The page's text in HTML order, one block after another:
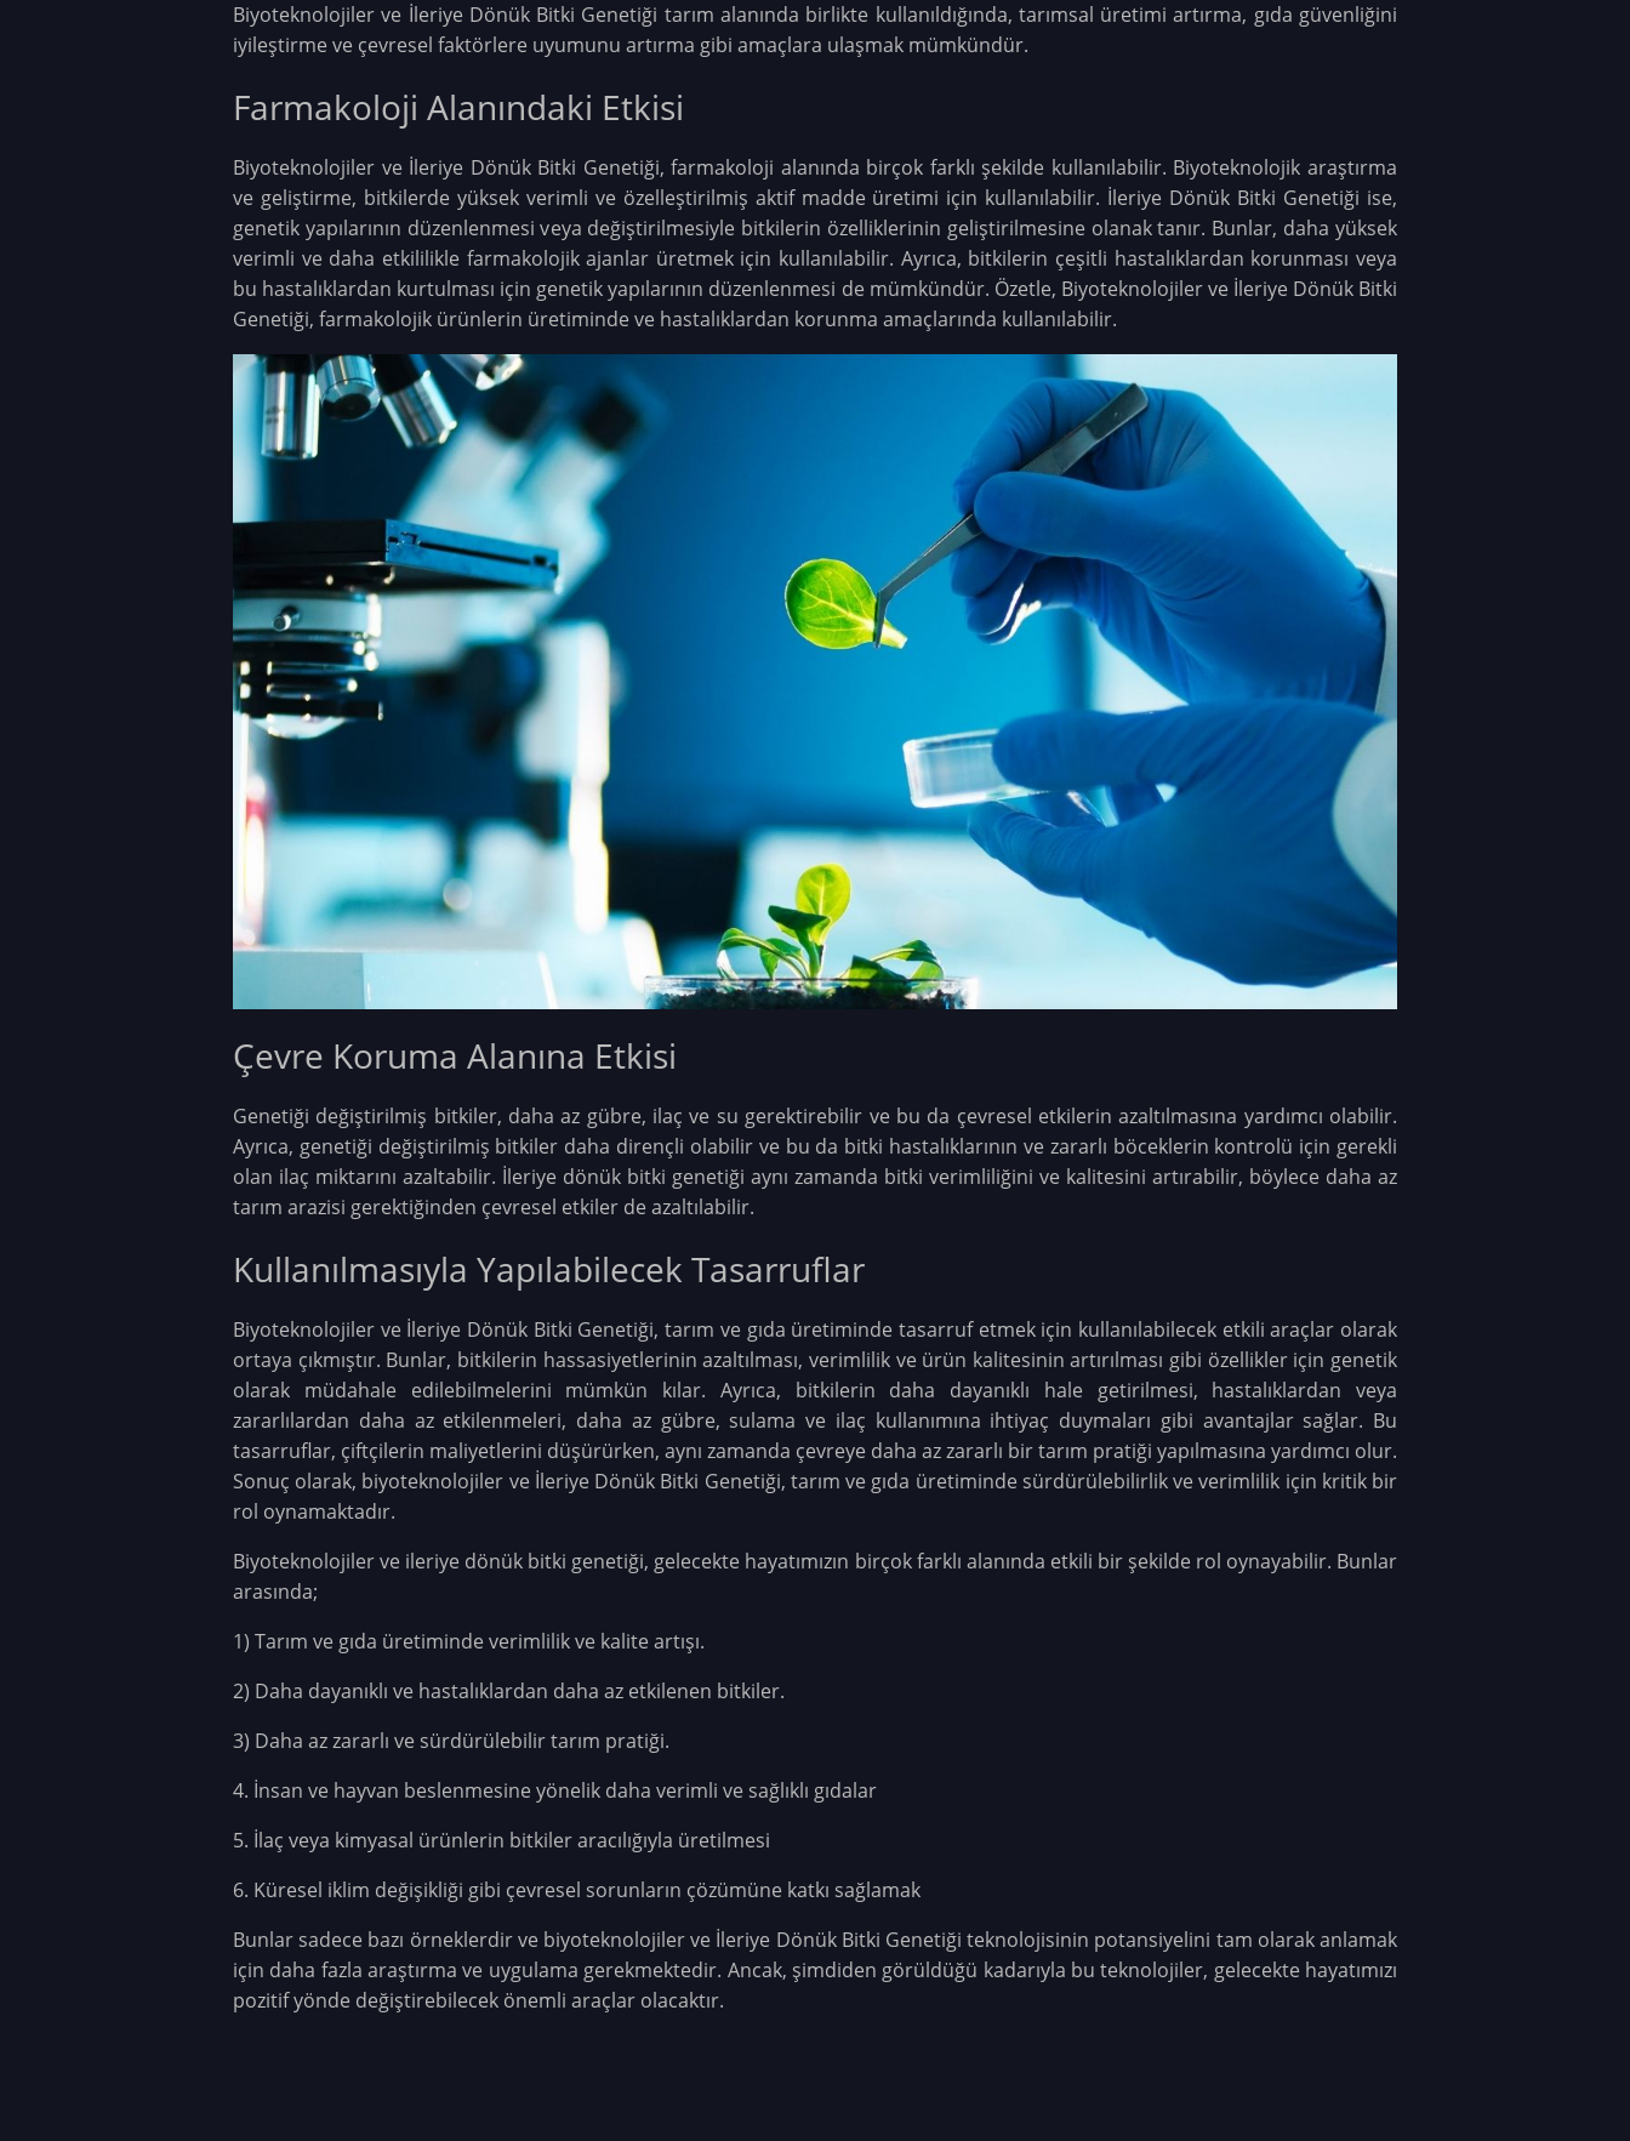
Biyoteknolojiler ve İleriye Dönük Bitki Genetiği tarım alanında birlikte kullanıldığında, tarımsal üretimi artırma, gıda güvenliğini
iyileştirme ve çevresel faktörlere uyumunu artırma gibi amaçlara ulaşmak mümkündür.
Farmakoloji Alanındaki Etkisi
Biyoteknolojiler ve İleriye Dönük Bitki Genetiği, farmakoloji alanında birçok farklı şekilde kullanılabilir. Biyoteknolojik araştırma
ve geliştirme, bitkilerde yüksek verimli ve özelleştirilmiş aktif madde üretimi için kullanılabilir. İleriye Dönük Bitki Genetiği ise,
genetik yapılarının düzenlenmesi veya değiştirilmesiyle bitkilerin özelliklerinin geliştirilmesine olanak tanır. Bunlar, daha yüksek
verimli ve daha etkililikle farmakolojik ajanlar üretmek için kullanılabilir. Ayrıca, bitkilerin çeşitli hastalıklardan korunması veya
bu hastalıklardan kurtulması için genetik yapılarının düzenlenmesi de mümkündür. Özetle, Biyoteknolojiler ve İleriye Dönük Bitki
Genetiği, farmakolojik ürünlerin üretiminde ve hastalıklardan korunma amaçlarında kullanılabilir.
Çevre Koruma Alanına Etkisi
Genetiği değiştirilmiş bitkiler, daha az gübre, ilaç ve su gerektirebilir ve bu da çevresel etkilerin azaltılmasına yardımcı olabilir.
Ayrıca, genetiği değiştirilmiş bitkiler daha dirençli olabilir ve bu da bitki hastalıklarının ve zararlı böceklerin kontrolü için gerekli
olan ilaç miktarını azaltabilir. İleriye dönük bitki genetiği aynı zamanda bitki verimliliğini ve kalitesini artırabilir, böylece daha az
tarım arazisi gerektiğinden çevresel etkiler de azaltılabilir.
Kullanılmasıyla Yapılabilecek Tasarruflar
Biyoteknolojiler ve İleriye Dönük Bitki Genetiği, tarım ve gıda üretiminde tasarruf etmek için kullanılabilecek etkili araçlar olarak
ortaya çıkmıştır. Bunlar, bitkilerin hassasiyetlerinin azaltılması, verimlilik ve ürün kalitesinin artırılması gibi özellikler için genetik
olarak müdahale edilebilmelerini mümkün kılar. Ayrıca, bitkilerin daha dayanıklı hale getirilmesi, hastalıklardan veya
zararlılardan daha az etkilenmeleri, daha az gübre, sulama ve ilaç kullanımına ihtiyaç duymaları gibi avantajlar sağlar. Bu
tasarruflar, çiftçilerin maliyetlerini düşürürken, aynı zamanda çevreye daha az zararlı bir tarım pratiği yapılmasına yardımcı olur.
Sonuç olarak, biyoteknolojiler ve İleriye Dönük Bitki Genetiği, tarım ve gıda üretiminde sürdürülebilirlik ve verimlilik için kritik bir
rol oynamaktadır.
Biyoteknolojiler ve ileriye dönük bitki genetiği, gelecekte hayatımızın birçok farklı alanında etkili bir şekilde rol oynayabilir. Bunlar
arasında;
1) Tarım ve gıda üretiminde verimlilik ve kalite artışı.
2) Daha dayanıklı ve hastalıklardan daha az etkilenen bitkiler.
3) Daha az zararlı ve sürdürülebilir tarım pratiği.
4. İnsan ve hayvan beslenmesine yönelik daha verimli ve sağlıklı gıdalar
5. İlaç veya kimyasal ürünlerin bitkiler aracılığıyla üretilmesi
6. Küresel iklim değişikliği gibi çevresel sorunların çözümüne katkı sağlamak
Bunlar sadece bazı örneklerdir ve biyoteknolojiler ve İleriye Dönük Bitki Genetiği teknolojisinin potansiyelini tam olarak anlamak
için daha fazla araştırma ve uygulama gerekmektedir. Ancak, şimdiden görüldüğü kadarıyla bu teknolojiler, gelecekte hayatımızı
pozitif yönde değiştirebilecek önemli araçlar olacaktır.